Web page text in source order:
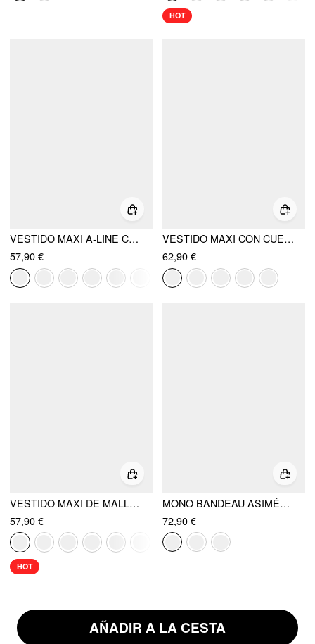
AÑADIR A LA CESTA
HOT
VESTIDO MAXI A-LINE CON NUDO Y CUELLO HALTER DE SATÉN
57,90 €
VESTIDO MAXI CON CUELLO HALTER Y ESCOTE EN V
62,90 €
VESTIDO MAXI DE MALLA CON ESCOTE HALTER FRUNCIDO Y BUFANDA
57,90 €
HOT
MONO BANDEAU ASIMÉTRICO CORDÓN PIERNA ANCHA CHIFÓN Y BUFANDA
72,90 €